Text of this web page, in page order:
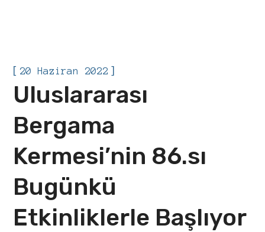
[20 Haziran 2022 ]
Uluslararası
Bergama
Kermesi’nin 86.sı
Bugünkü
Etkinliklerle Başlıyor